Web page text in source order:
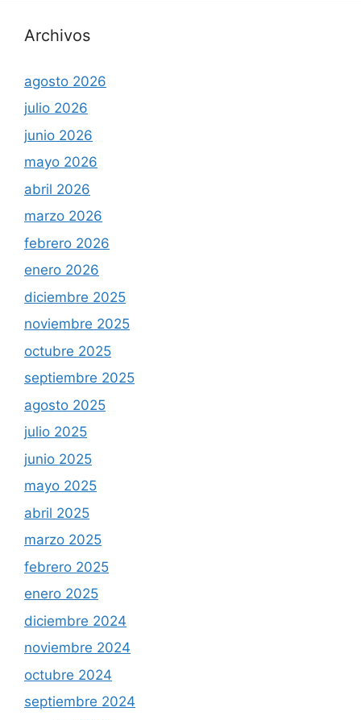
Archivos
agosto 2026
julio 2026
junio 2026
mayo 2026
abril 2026
marzo 2026
febrero 2026
enero 2026
diciembre 2025
noviembre 2025
octubre 2025
septiembre 2025
agosto 2025
julio 2025
junio 2025
mayo 2025
abril 2025
marzo 2025
febrero 2025
enero 2025
diciembre 2024
noviembre 2024
octubre 2024
septiembre 2024